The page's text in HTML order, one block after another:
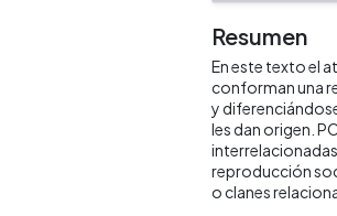
Resumen
En este texto el
conforman una
y
les dan origen.
reproducción
o clanes